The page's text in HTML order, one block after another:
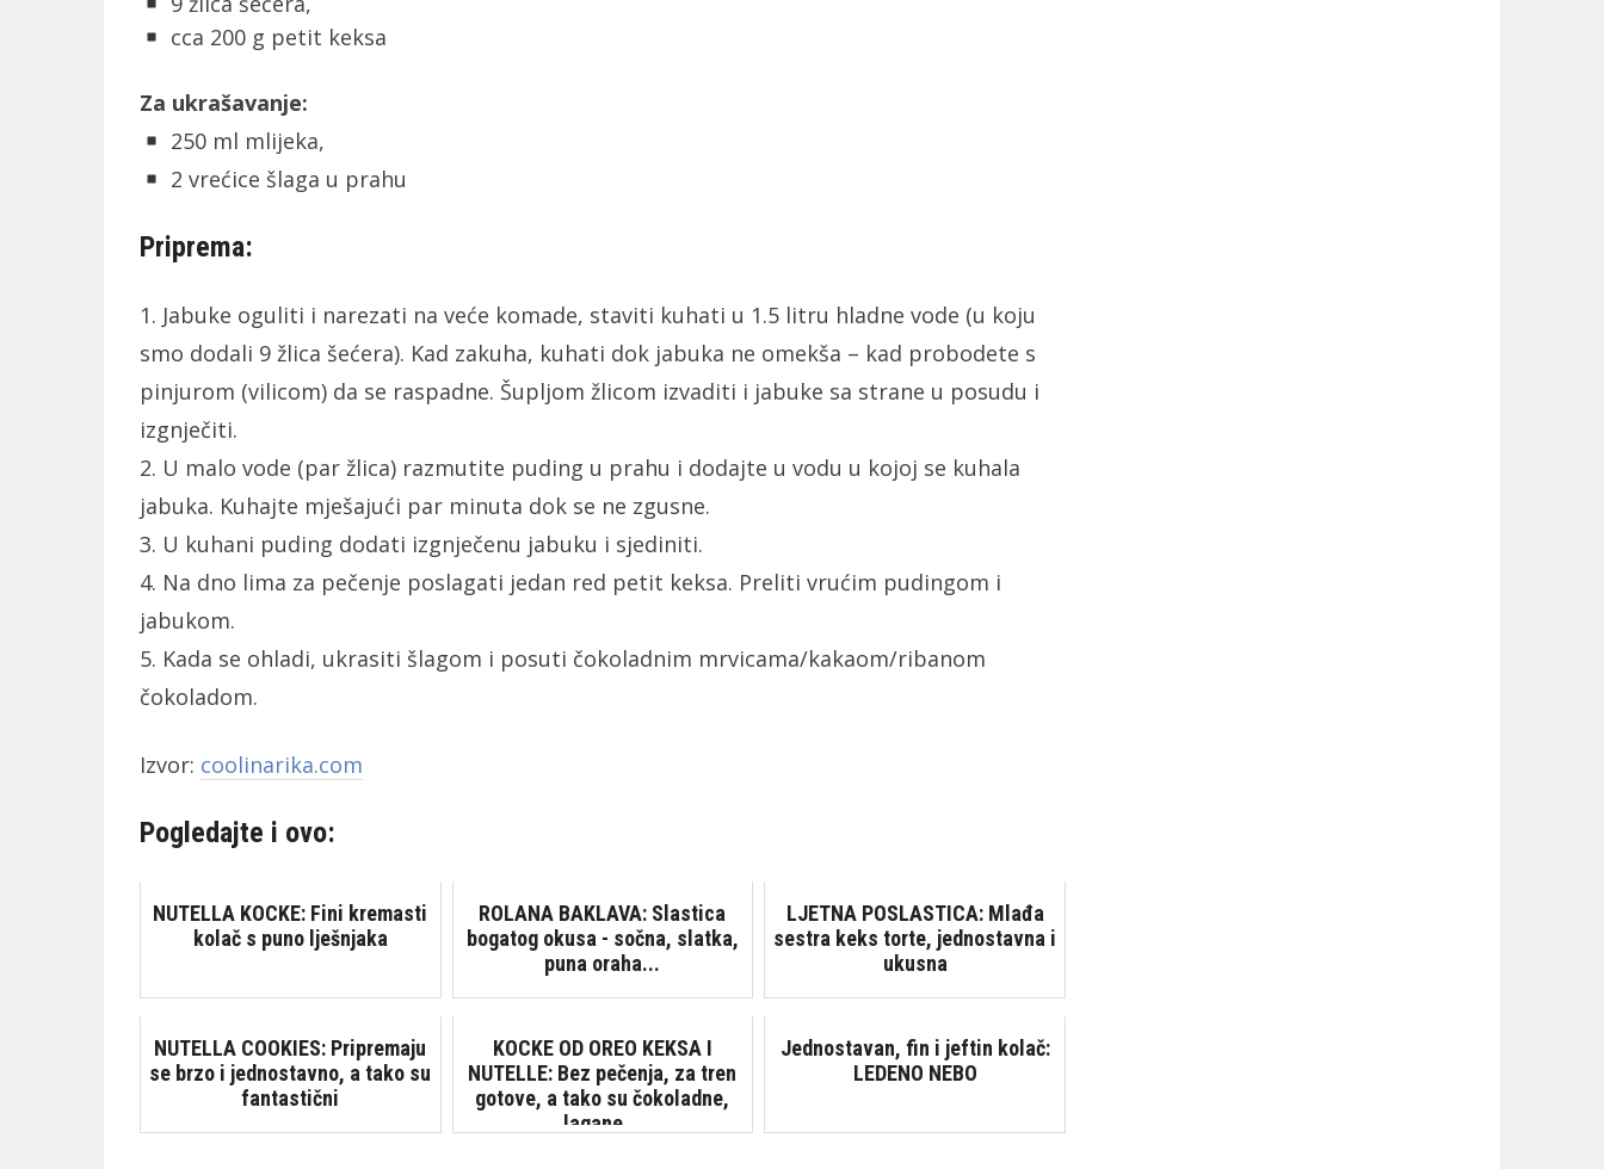
cca 200 g petit keksa
Za ukrašavanje:
250 ml mlijeka,
2 vrećice šlaga u prahu
Priprema:
1. Jabuke oguliti i narezati na veće komade, staviti kuhati u 1.5 litru hladne vode (u koju
smo dodali 9 žlica šećera). Kad zakuha, kuhati dok jabuka ne omekša – kad probodete s
pinjurom (vilicom) da se raspadne. Šupljom žlicom izvaditi i jabuke sa strane u posudu i
izgnječiti.
2. U malo vode (par žlica) razmutite puding u prahu i dodajte u vodu u kojoj se kuhala
jabuka. Kuhajte mješajući par minuta dok se ne zgusne.
3. U kuhani puding dodati izgnječenu jabuku i sjediniti.
4. Na dno lima za pečenje poslagati jedan red petit keksa. Preliti vrućim pudingom i
jabukom.
5. Kada se ohladi, ukrasiti šlagom i posuti čokoladnim mrvicama/kakaom/ribanom
čokoladom.
Izvor: coolinarika.com
Pogledajte i ovo:
NUTELLA KOCKE: Fini kremasti
kolač s puno lješnjaka
ROLANA BAKLAVA: Slastica
bogatog okusa - sočna, slatka,
puna oraha...
LJETNA POSLASTICA: Mlađa
sestra keks torte, jednostavna i
ukusna
NUTELLA COOKIES: Pripremaju
se brzo i jednostavno, a tako su
fantastični
KOCKE OD OREO KEKSA I
NUTELLE: Bez pečenja, za tren
gotove, a tako su čokoladne,
lagane...
Jednostavan, fin i jeftin kolač:
LEDENO NEBO